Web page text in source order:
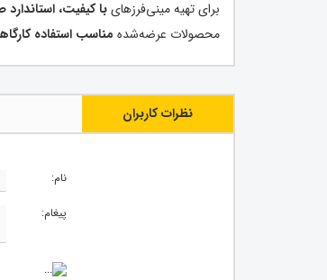
برای تهیه مینی‌فرزهایبا کیفیت،
محصولات عرضه‌شده مناسب استفاده
نظرات کاربران
نام:
پیغام: